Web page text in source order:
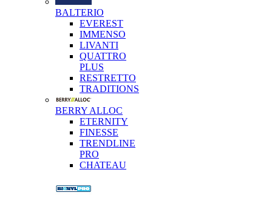
BALTERIO
EVEREST
IMMENSO
LIVANTI
QUATTRO
PLUS
RESTRETTO
TRADITIONS
BERRY ALLOC
ETERNITY
FINESSE
TRENDLINE
PRO
CHATEAU